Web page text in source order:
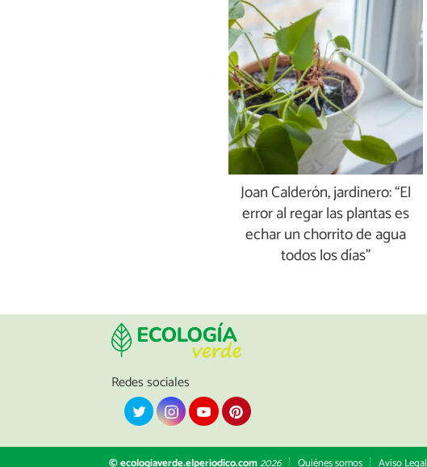
Joan Calderón, jardinero: “El
error al regar las plantas es
echar un chorrito de agua
todos los días”
Redes sociales
© ecologiaverde.elperiodico.com2026 Quiénes somos Aviso Legal